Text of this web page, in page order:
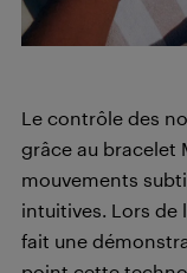
Le contrôle des
grâce au bracelet
mouvements
intuitives. Lors de
fait une